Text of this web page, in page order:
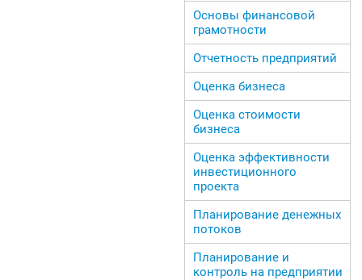
Основы финансовой
грамотности
Отчетность предприятий
Оценка бизнеса
Оценка стоимости
бизнеса
Оценка эффективности
инвестиционного
проекта
Планирование денежных
потоков
Планирование и
контроль на предприятии